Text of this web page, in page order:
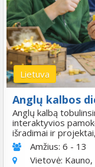
Lietuva
Anglų kalbos
Anglų kalbą
interaktyvios
išradimai ir
Amžius: 6 - 13
Vietovė: